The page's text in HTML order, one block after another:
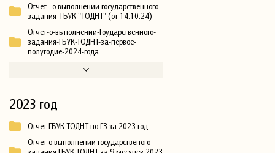
Отчет о выполнении государственного
задания ГБУК "ТОДНТ" (от 14.10.24)
Отчет-о-выполнении-Гоударственного-
задания-ГБУК-ТОДНТ-за-первое-
полугодие-2024-года
2023 год
Отчет ГБУК ТОДНТ по ГЗ за 2023 год
Отчет о выполнении государственого